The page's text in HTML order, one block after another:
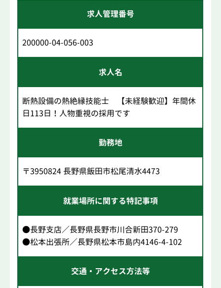
求人管理番号
200000-04-056-003
求人名
断熱設備の熱絶縁技能士 【未経験歓迎】年間休
日113日！人物重視の採用です
勤務地
〒3950824 長野県飯田市松尾清水4473
就業場所に関する特記事項
●長野支店／長野県長野市川合新田370-279
●松本出張所／長野県松本市島内4146-4-102
交通・アクセス方法等